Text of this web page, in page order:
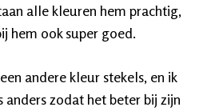
alle kleuren hem prachtig,
hem ook super goed.
andere kleur stekels, en ik
anders zodat het beter bij zijn